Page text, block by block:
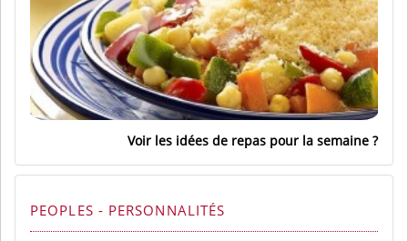
Voir les idées de repas pour la semaine
PEOPLES - PERSONNALITÉS